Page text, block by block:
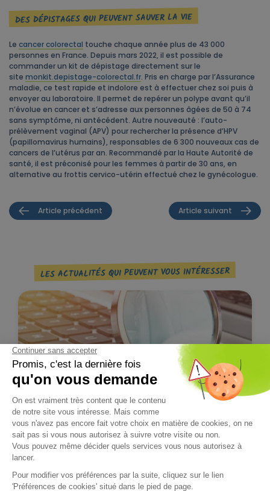
DES DÉPISTAGES QUI PEUVENT SAUVER LA VIE
Le cancer colorectal touche chaque année plus de 43 000
personnes en France. Depuis mars 2022, il est possible de
commander un kit de dépistage directement sur le
site monkit.depistage-colorectal.fr. Pris en charge par l’Assurance
maladie, ce test rapide et indolore est à effectuer chez soi puis à
envoyer au laboratoire. Il permet de repérer un polype avant qu’il
n’évolue en cancer et s’adresse aux personnes âgées de 50 à 74
sans symptôme, ni antécédent. Autre nouveauté : l’auto-
prélèvement vaginal (APV) pour rechercher la présence d’HPV
(papillomavirus humains), responsables de 6 300 nouveaux cas de
cancers de l’utérus par an. Recommandé par la Haute Autorité de
santé, il est préconisé pour les femmes à partir de 30 ans, en
alternative au frottis cervico-utérin effectué chez le gynécologue.
Article précédent Article suivant
LES ACTUALITÉS QUI PEUVENT VOUS INTÉRESSER
PROTECTION SOCIALE COMPLÉMENTAIRE
13/10/2025
Maire employeur : les collectivités, dans une gestion
proactive - 1 sur 3
L’enquête « Le Maire employeur, protecteur de ses agents » de
mai 2025* met en...